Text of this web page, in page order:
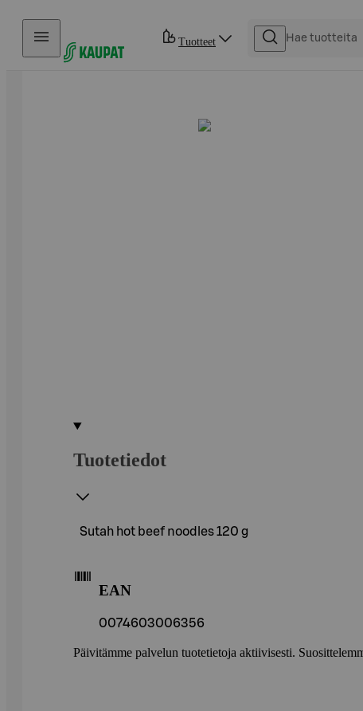
Hyppää sisältöön
Tuotteet
Tuotetiedot
Sutah hot beef noodles 120 g
EAN
0074603006356
Päivitämme palvelun tuotetietoja aktiivisesti.